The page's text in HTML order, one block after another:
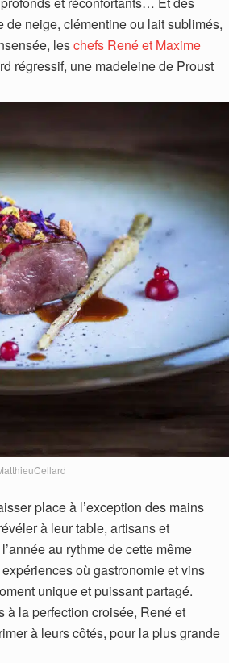
neige, clémentine ou lait sublimés,
leschefs René et Maxime
régressif, une madeleine de Proust
place à l’exception des mains
à leur table, artisans et
au rythme de cette même
où gastronomie et vins
unique et puissant partagé.
à la perfection croisée, René et
à leurs côtés, pour la plus grande